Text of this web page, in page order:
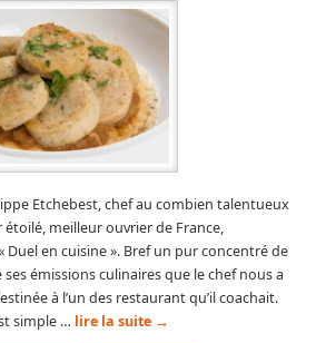
Etchebest, chef au combien talentueux
meilleur ouvrier de France,
Duel en cuisine ». Bref un pur concentré de
ses émissions culinaires que le chef nous a
à l’un des restaurant qu’il coachait.
simple … lire la suite →